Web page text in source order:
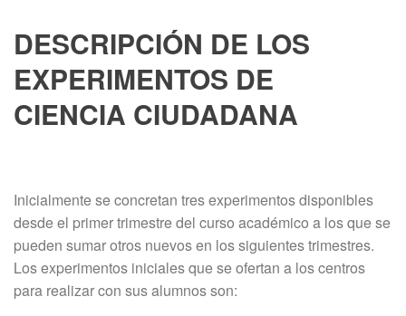
DESCRIPCIÓN DE LOS
EXPERIMENTOS DE
CIENCIA CIUDADANA
Inicialmente se concretan tres experimentos disponibles
desde el primer trimestre del curso académico a los que se
pueden sumar otros nuevos en los siguientes trimestres.
Los experimentos iniciales que se ofertan a los centros
para realizar con sus alumnos son: